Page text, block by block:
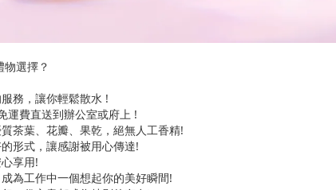
選擇？
務，讓你輕鬆散水 !
運費直送到辦公室或府上 !
茶葉、花瓣、果乾，絕無人工香精!
形式，讓感謝被用心傳達!
享用!
為工作中一個想起你的美好瞬間!